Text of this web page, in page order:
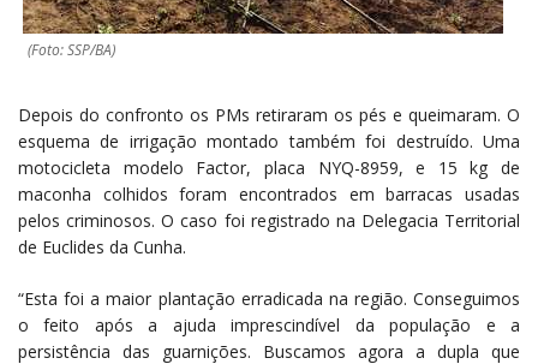
(Foto: SSP/BA)
Depois do confronto os PMs retiraram os pés e queimaram. O
esquema de irrigação montado também foi destruído. Uma
motocicleta modelo Factor, placa NYQ-8959, e 15 kg de
maconha colhidos foram encontrados em barracas usadas
pelos criminosos. O caso foi registrado na Delegacia Territorial
de Euclides da Cunha.
“Esta foi a maior plantação erradicada na região. Conseguimos
o feito após a ajuda imprescindível da população e a
persistência das guarnições. Buscamos agora a dupla que